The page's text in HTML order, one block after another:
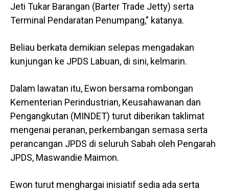
Jeti Tukar Barangan (Barter Trade Jetty) serta
Terminal Pendaratan Penumpang,” katanya.
Beliau berkata demikian selepas mengadakan
kunjungan ke JPDS Labuan, di sini, kelmarin.
Dalam lawatan itu, Ewon bersama rombongan
Kementerian Perindustrian, Keusahawanan dan
Pengangkutan (MINDET) turut diberikan taklimat
mengenai peranan, perkembangan semasa serta
perancangan JPDS di seluruh Sabah oleh Pengarah
JPDS, Maswandie Maimon.
Ewon turut menghargai inisiatif sedia ada serta